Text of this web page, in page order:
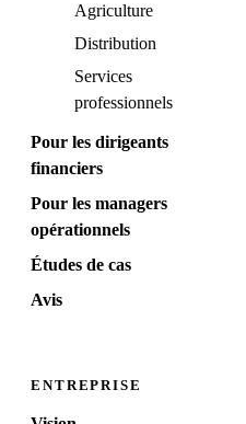
Agriculture
Distribution
Services
professionnels
Pour les dirigeants
financiers
Pour les managers
opérationnels
Études de cas
Avis
ENTREPRISE